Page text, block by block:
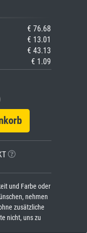
€ 76.68
€ 13.01
€ 43.13
€ 1.09
und Farbe oder
nehmen
zusätzliche
nicht, uns zu